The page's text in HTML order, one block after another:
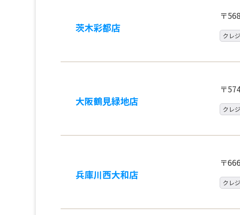
茨木彩都店
〒
クレ
大阪鶴見緑地店
〒
クレ
兵庫川西大和店
〒
クレ